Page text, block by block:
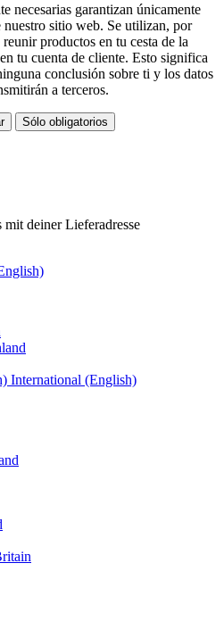
necesarias garantizan únicamente
nuestro sitio web. Se utilizan, por
productos en tu cesta de la
tu cuenta de cliente. Esto significa
conclusión sobre ti y los datos
a terceros.
Sólo obligatorios
mit deiner Lieferadresse
International (English)